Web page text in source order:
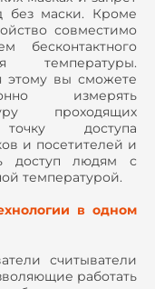
без маски. Кроме
совместимо
бесконтактного
температуры.
этому вы сможете
измерять
проходящих
доступа
и посетителей и
доступ людям с
температурой.
в одном
считыватели
работать